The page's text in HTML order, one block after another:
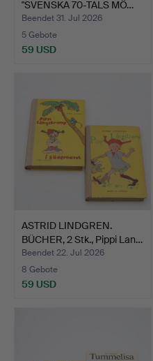
"SVENSKA 70-TALS MÖ…
Beendet 31. Jul 2026
5 Gebote
59 USD
ASTRID LINDGREN.
BÜCHER, 2 Stk., Pippi Lan…
Beendet 22. Jul 2026
8 Gebote
59 USD